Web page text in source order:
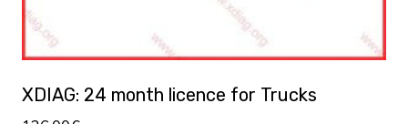
XDIAG: 24 month licence for Trucks